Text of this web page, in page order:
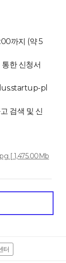
까지 (약 5
한 신청서
pl
검색 및 신
[ 1,475.00Mb
터